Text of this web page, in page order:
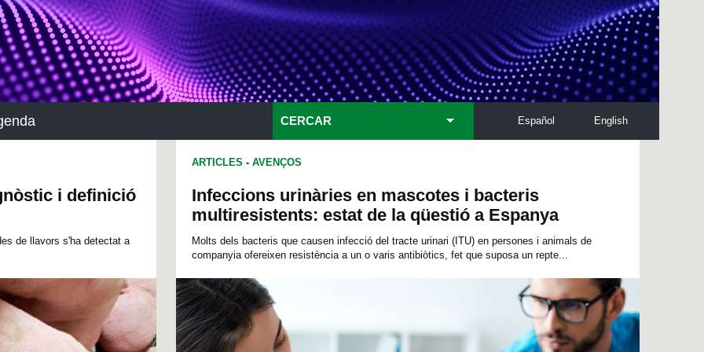
English
Español
CERCAR
i definició
de llavors s'ha detectat a
ARTICLES - AVENÇOS
Infeccions urinàries en mascotes i bacteris
multiresistents: estat de la qüestió a Espanya
Molts dels bacteris que causen infecció del tracte urinari (ITU) en persones i animals de
companyia ofereixen resistència a un o varis antibiòtics, fet que suposa un repte...